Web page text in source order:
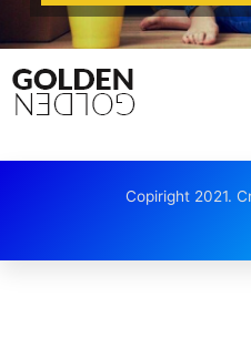
Copiright 2021.